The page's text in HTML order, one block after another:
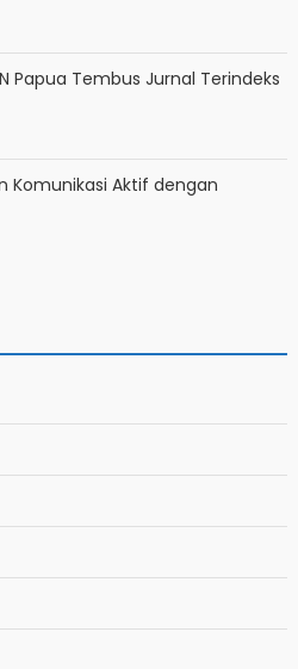
Papua Tembus Jurnal Terindeks
Komunikasi Aktif dengan